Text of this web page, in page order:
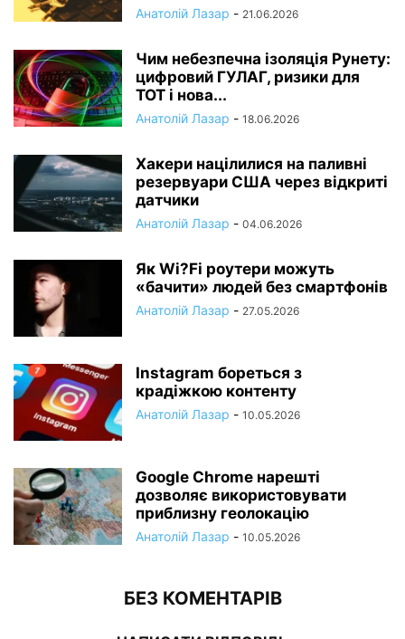
Анатолій Лазар - 21.06.2026
Чим небезпечна ізоляція Рунету:
цифровий ГУЛАГ, ризики для
ТОТ і нова...
Анатолій Лазар - 18.06.2026
Хакери націлилися на паливні
резервуари США через відкриті
датчики
Анатолій Лазар - 04.06.2026
Як Wi?Fi роутери можуть
«бачити» людей без смартфонів
Анатолій Лазар - 27.05.2026
Instagram бореться з
крадіжкою контенту
Анатолій Лазар - 10.05.2026
Google Chrome нарешті
дозволяє використовувати
приблизну геолокацію
Анатолій Лазар - 10.05.2026
БЕЗ КОМЕНТАРІВ